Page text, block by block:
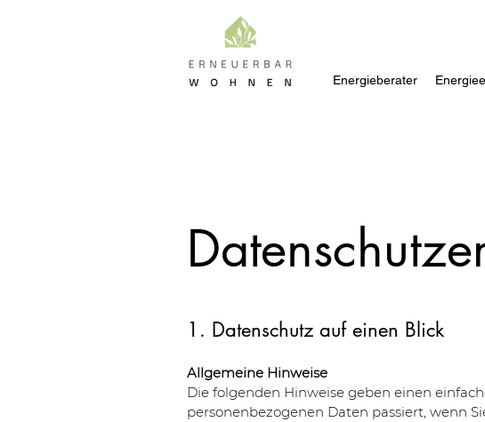
Energieberater
1. Datenschutz auf einen Blick
Allgemeine Hinweise
Die folgenden Hinweise geben einen
personenbezogenen Daten passiert, wenn